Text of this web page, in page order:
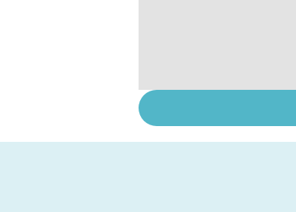
jouissez-vous ?